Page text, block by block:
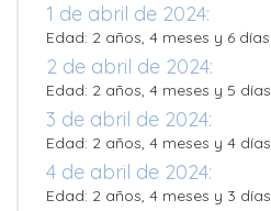
1 de abril de 2024:
Edad: 2 años, 4 meses y 6 días
2 de abril de 2024:
Edad: 2 años, 4 meses y 5 días
3 de abril de 2024:
Edad: 2 años, 4 meses y 4 días
4 de abril de 2024:
Edad: 2 años, 4 meses y 3 días